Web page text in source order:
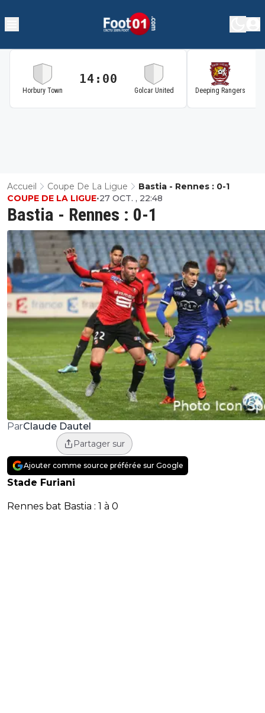
Horbury Town
14:00
Golcar United Deeping Rangers
Accueil Coupe De La Ligue Bastia - Rennes : 0-1
Bastia - Rennes : 0-1
COUPE DE LA LIGUE•27 OCT. , 22:48
ParClaude Dautel
Partager sur
Ajouter comme source préférée sur Google
Stade Furiani
Rennes bat Bastia : 1 à 0